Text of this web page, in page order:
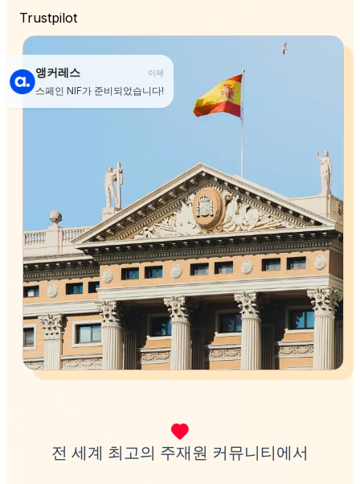
Trustpilot
앵커레스 이제
스페인 NIF가 준비되었습니다!
전 세계 최고의 주재원 커뮤니티에서